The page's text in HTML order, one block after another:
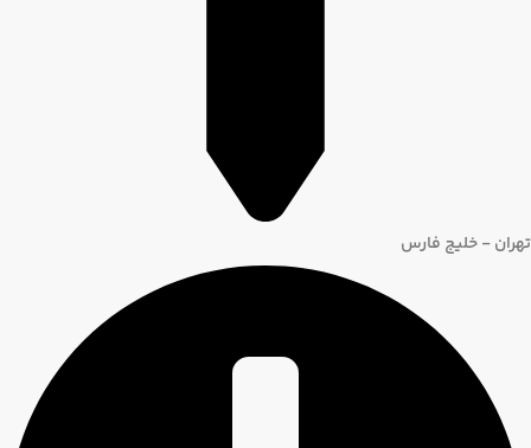
تهران - خلیج فارس